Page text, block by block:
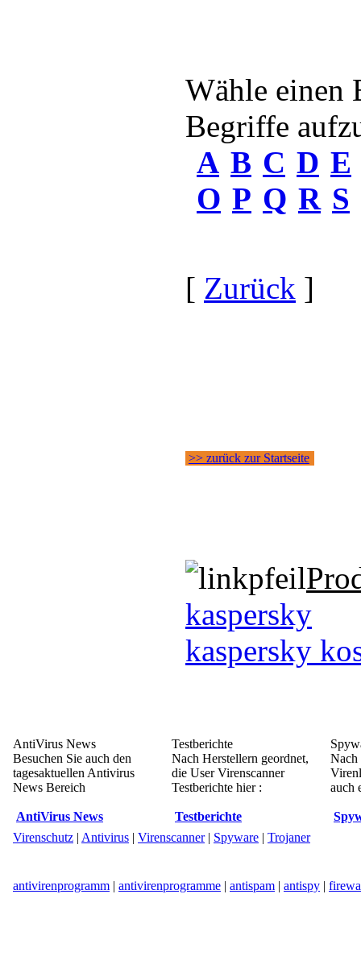
Wähle einen
Begriffe
A B C D E
O P Q R S
[ Zurück ]
>> zurück zur Startseite
kaspersky
kaspersky
AntiVirus News
Besuchen Sie auch den
tagesaktuellen Antivirus
News Bereich
AntiVirus News
Testberichte
Nach Herstellern geordnet,
die User Virenscanner
Testberichte hier :
Testberichte
Nach
auch
Virenschutz | Antivirus | Virenscanner| Spyware | Trojaner
antivirenprogramm | antivirenprogramme | antispam | antispy |